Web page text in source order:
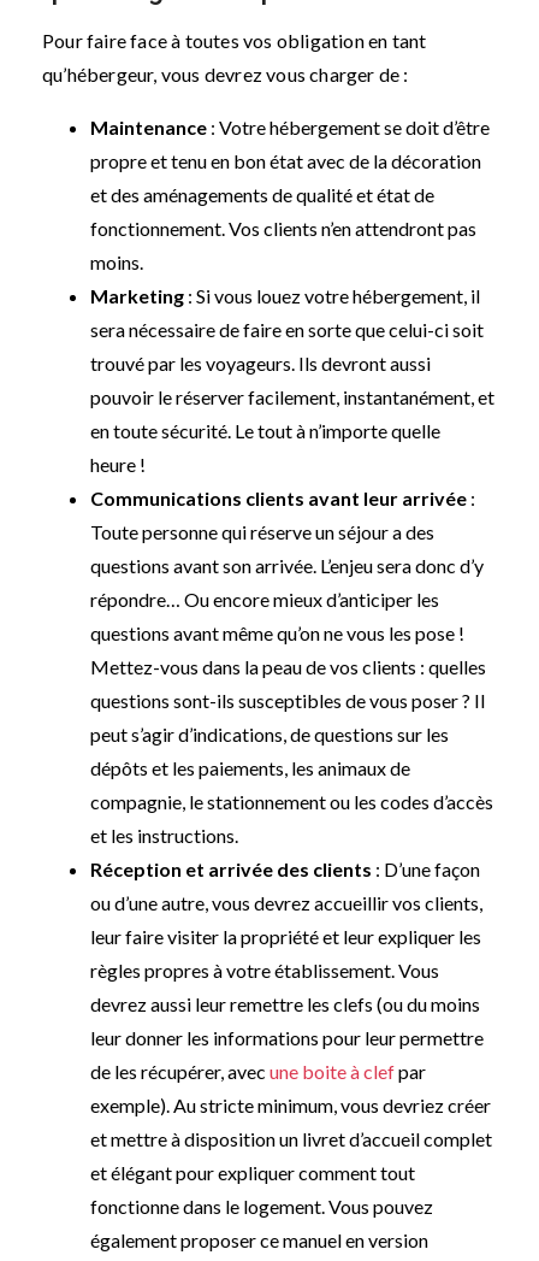
Pour faire face à toutes vos obligation en tant
qu’hébergeur, vous devrez vous charger de :
Maintenance : Votre hébergement se doit d’être
propre et tenu en bon état avec de la décoration
et des aménagements de qualité et état de
fonctionnement. Vos clients n’en attendront pas
moins.
Marketing : Si vous louez votre hébergement, il
sera nécessaire de faire en sorte que celui-ci soit
trouvé par les voyageurs. Ils devront aussi
pouvoir le réserver facilement, instantanément, et
en toute sécurité. Le tout à n’importe quelle
heure !
Communications clients avant leur arrivée :
Toute personne qui réserve un séjour a des
questions avant son arrivée. L’enjeu sera donc d’y
répondre… Ou encore mieux d’anticiper les
questions avant même qu’on ne vous les pose !
Mettez-vous dans la peau de vos clients : quelles
questions sont-ils susceptibles de vous poser ? Il
peut s’agir d’indications, de questions sur les
dépôts et les paiements, les animaux de
compagnie, le stationnement ou les codes d’accès
et les instructions.
Réception et arrivée des clients : D’une façon
ou d’une autre, vous devrez accueillir vos clients,
leur faire visiter la propriété et leur expliquer les
règles propres à votre établissement. Vous
devrez aussi leur remettre les clefs (ou du moins
leur donner les informations pour leur permettre
de les récupérer, avec une boite à clefpar
exemple). Au stricte minimum, vous devriez créer
et mettre à disposition un livret d’accueil complet
et élégant pour expliquer comment tout
fonctionne dans le logement. Vous pouvez
également proposer ce manuel en version